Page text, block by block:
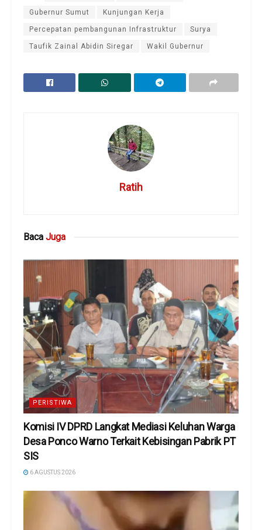
Gubernur Sumut Kunjungan Kerja
Percepatan pembangunan Infrastruktur Surya
Taufik Zainal Abidin Siregar Wakil Gubernur
Ratih
Baca Juga
PERISTIWA
Komisi IV DPRD Langkat Mediasi Keluhan Warga
Desa Ponco Warno Terkait Kebisingan Pabrik PT
SIS
6 AGUSTUS 2026